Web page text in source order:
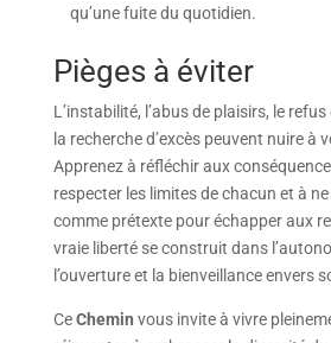
qu’une fuite du quotidien.
Pièges à éviter
L’instabilité, l’abus de plaisirs, le
la recherche d’excès peuvent nuire à
Apprenez à réfléchir aux
respecter les limites de chacun et à
comme prétexte pour échapper aux
vraie liberté se construit dans
l’ouverture et la bienveillance envers
CeChemin vous invite à vivre